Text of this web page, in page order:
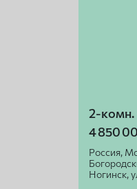
2-комн.
4 850
Россия,
Ногинск,